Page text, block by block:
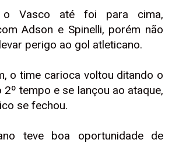
Vasco até foi para cima,
Adson e Spinelli, porém não
perigo ao gol atleticano.
o time carioca voltou ditando o
tempo e se lançou ao ataque,
se fechou.
teve boa oportunidade de